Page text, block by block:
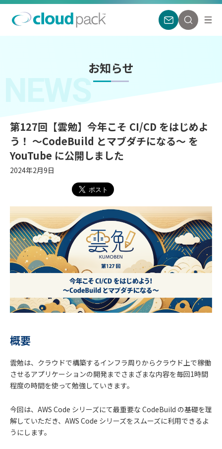
お知らせ
NEWS
第127回【雲勉】今年こそ CI/CD をはじめよ
う！ 〜CodeBuild とマブダチになる〜 を
YouTube に公開しました
2024年2月9日
概要
雲勉は、クラウドで構築するインフラ周りからクラウド上で稼働
させるアプリケーションの開発までさまざまな内容を毎回1時間
程度の時間を使って勉強していきます。
今回は、AWS Code シリーズにて最重要な CodeBuild の基礎を理
解していただき、AWS Code シリーズをスムーズに利用できるよ
うにします。